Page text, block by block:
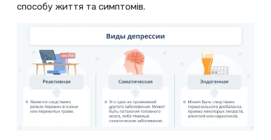
способу життя та симптомів.